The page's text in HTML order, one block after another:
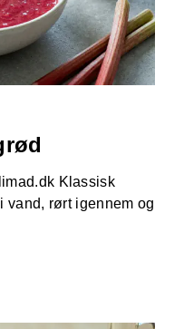
Klassisk
vand, rørt igennem og